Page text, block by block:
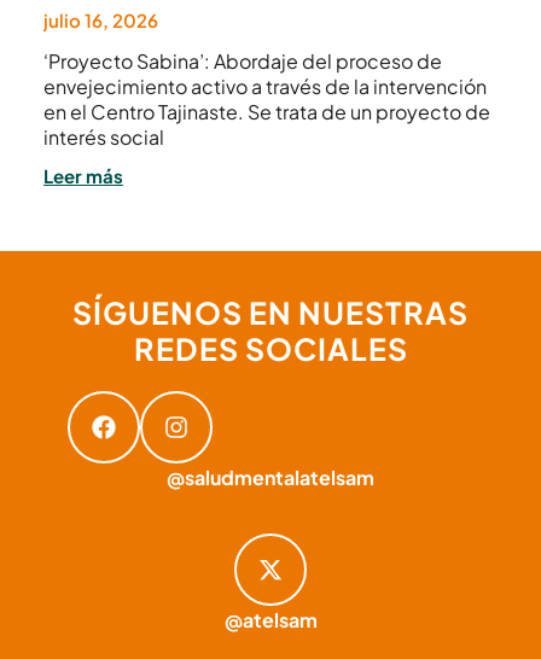
julio 16, 2026
‘Proyecto Sabina’: Abordaje del proceso de
envejecimiento activo a través de la intervención
en el Centro Tajinaste. Se trata de un proyecto de
interés social
Leer más
SÍGUENOS EN NUESTRAS
REDES SOCIALES
@saludmentalatelsam
@atelsam